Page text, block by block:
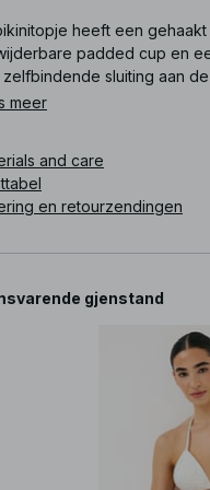
heeft een
padded cup en
sluiting aan
meer
and care
en retourzendingen
gjenstand